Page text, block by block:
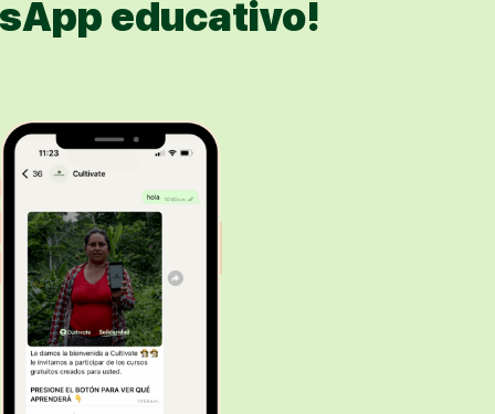
educativo!